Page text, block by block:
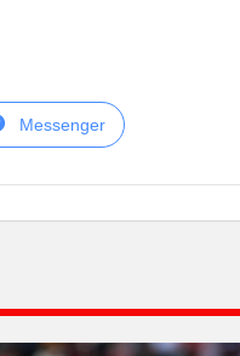
Messenger